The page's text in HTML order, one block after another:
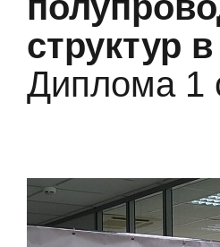
структур
Диплома 1